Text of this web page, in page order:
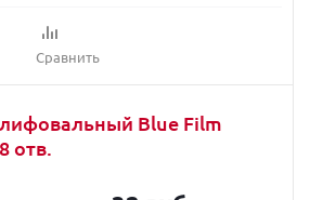
Сравнить
Blue Film
отв.